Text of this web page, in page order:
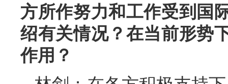
方所作努力和工作受到国
绍有关情况？在当前形势
作用？